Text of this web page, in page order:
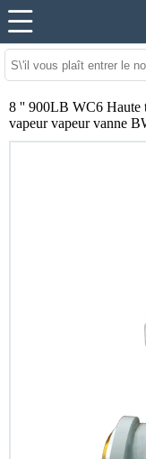
8 '' 900LB WC6 Haute
vapeur vapeur vanne